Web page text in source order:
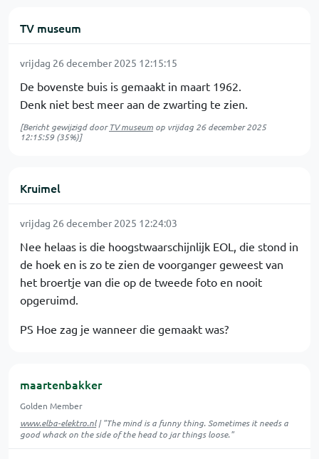
TV museum
vrijdag 26 december 2025 12:15:15
De bovenste buis is gemaakt in maart 1962.
Denk niet best meer aan de zwarting te zien.
[Bericht gewijzigd doorTV museum op vrijdag 26 december 2025
12:15:59(35%)]
Kruimel
vrijdag 26 december 2025 12:24:03
Nee helaas is die hoogstwaarschijnlijk EOL, die stond in
de hoek en is zo te zien de voorganger geweest van
het broertje van die op de tweede foto en nooit
opgeruimd.
PS Hoe zag je wanneer die gemaakt was?
maartenbakker
Golden Member
www.elba-elektro.nl| "The mind is a funny thing. Sometimes it needs a
good whack on the side of the head to jar things loose."